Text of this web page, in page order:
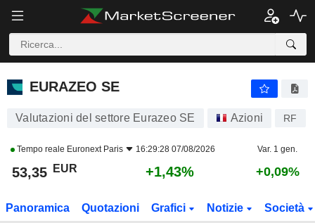
EURAZEO SE
EURAZEO SE
Valutazioni del settore Eurazeo SE Azioni RF
Tempo reale Euronext Paris 16:29:28 07/08/2026 Var. 1 gen.
53,35 EUR +1,43% +0,09%
Panoramica Quotazioni Grafici Notizie Società